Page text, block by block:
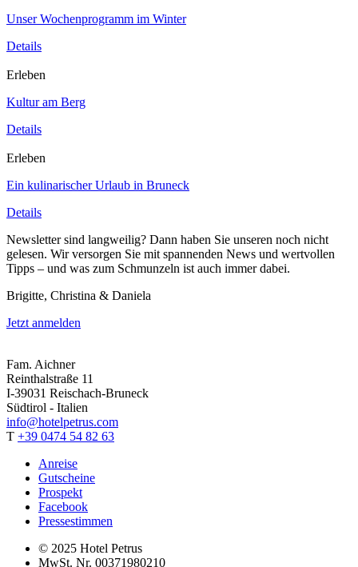
Unser Wochenprogramm im Winter
Details
Erleben
Kultur am Berg
Details
Erleben
Ein kulinarischer Urlaub in Bruneck
Details
Newsletter sind langweilig? Dann haben Sie unseren noch nicht
gelesen. Wir versorgen Sie mit spannenden News und wertvollen
Tipps – und was zum Schmunzeln ist auch immer dabei.
Brigitte, Christina & Daniela
Jetzt anmelden
Fam. Aichner
Reinthalstraße 11
I-39031 Reischach-Bruneck
Südtirol - Italien
info@hotelpetrus.com
T +39 0474 54 82 63
Anreise
Gutscheine
Prospekt
Facebook
Pressestimmen
© 2025 Hotel Petrus
MwSt. Nr. 00371980210